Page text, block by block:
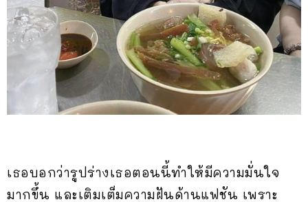
เธอบอกว่ารูปร่างเธอตอนนี้ทำให้มีความมั่นใจ
มากขึ้น และเติมเต็มความฝันด้านแฟชัน เพราะ